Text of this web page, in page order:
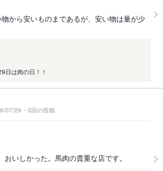
から安いものまであるが、安い物は量が少
日は肉の日！！
07/29・3回の投稿
いしかった。馬肉の貴重な店です。